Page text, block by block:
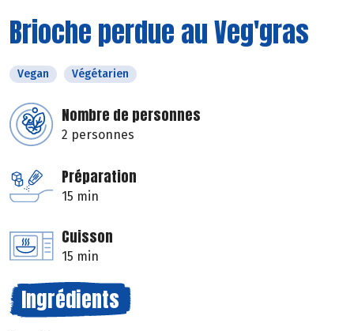
Brioche perdue au Veg'gras
Vegan Végétarien
Nombre de personnes
2 personnes
Préparation
15 min
Cuisson
15 min
Ingrédients